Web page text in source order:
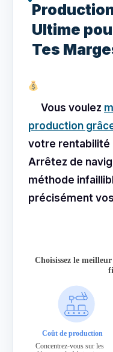
Ultime
Tes
Vous voulez
production
votre rentabilité
Arrêtez de
méthode
précisément